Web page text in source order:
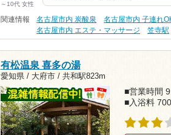
～10代 女性
関連情報 名古屋市内 炭酸泉 名古屋市内 子連れ
名古屋市内 エステ・マッサージ
笠寺駅
有松温泉 喜多の湯
愛知県 / 大府市 / 共和駅823m
■営業時間
■入浴料